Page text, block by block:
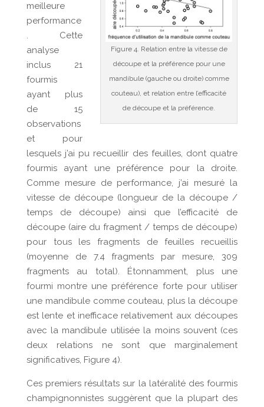
Figure 4. Relation entre la vitesse de
découpe et la préférence pour une
mandibule (gauche ou droite) comme
couteau), et relation entre l’efficacité
de découpe et la préférence.
meilleure
performance
. Cette
analyse
inclus 21
fourmis
ayant plus
de 15
observations
et pour
lesquels j’ai pu recueillir des feuilles, dont quatre
fourmis ayant une préférence pour la droite.
Comme mesure de performance, j’ai mesuré la
vitesse de découpe (longueur de la découpe /
temps de découpe) ainsi que l’efficacité de
découpe (aire du fragment / temps de découpe)
pour tous les fragments de feuilles recueillis
(moyenne de 7.4 fragments par mesure, 309
fragments au total). Étonnamment, plus une
fourmi montre une préférence forte pour utiliser
une mandibule comme couteau, plus la découpe
est lente et inefficace relativement aux découpes
avec la mandibule utilisée la moins souvent (ces
deux relations ne sont que marginalement
significatives, Figure 4).
Ces premiers résultats sur la latéralité des fourmis
champignonnistes suggèrent que la plupart des